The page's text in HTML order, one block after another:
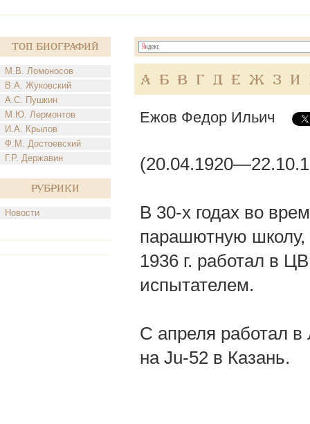
Топ Биографий
М.В. Ломоносов
В.А. Жуковский
А.С. Пушкин
М.Ю. Лермонтов
И.А. Крылов
Ф.М. Достоевский
Г.Р. Державин
Рубрики
Новости
А Б В Г Д Е Ж З И
Ежов Федор Ильич
В 30-х годах во
парашютную школу,
1936 г. работал в
испытателем.
С апреля работал
на Ju-52 в Казань.